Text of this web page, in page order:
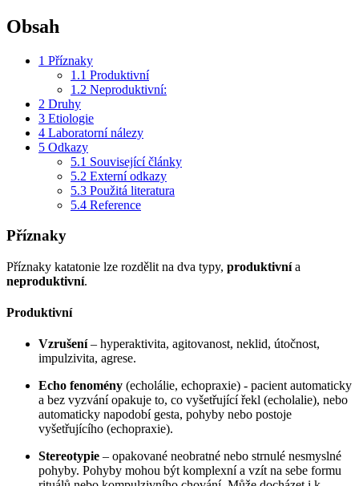
Obsah
1 Příznaky
1.1 Produktivní
1.2 Neproduktivní:
2 Druhy
3 Etiologie
4 Laboratorní nálezy
5 Odkazy
5.1 Související články
5.2 Externí odkazy
5.3 Použitá literatura
5.4 Reference
Příznaky
Příznaky katatonie lze rozdělit na dva typy, produktivnía
neproduktivní.
Produktivní
Vzrušení– hyperaktivita, agitovanost, neklid, útočnost,
impulzivita, agrese.
Echo fenomény (echolálie, echopraxie) - pacient automaticky
a bez vyzvání opakuje to, co vyšetřující řekl (echolalie), nebo
automaticky napodobí gesta, pohyby nebo postoje
vyšetřujícího (echopraxie).
Stereotypie – opakované neobratné nebo strnulé nesmyslné
pohyby. Pohyby mohou být komplexní a vzít na sebe formu